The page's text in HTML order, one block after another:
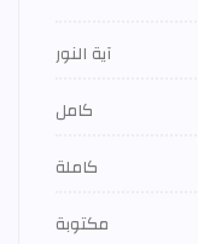
آية النور
كامل
كاملة
مكتوبة